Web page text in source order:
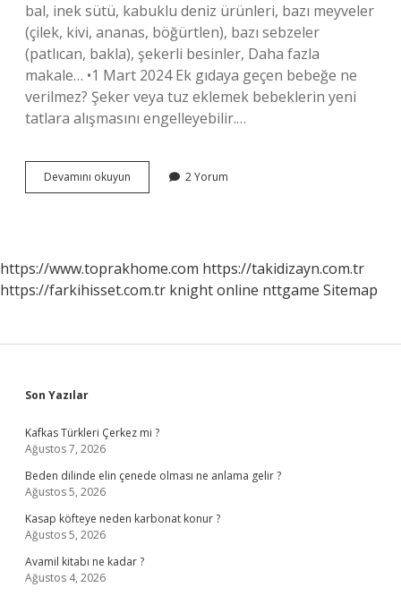
bal, inek sütü, kabuklu deniz ürünleri, bazı meyveler
(çilek, kivi, ananas, böğürtlen), bazı sebzeler
(patlıcan, bakla), şekerli besinler, Daha fazla
makale… •1 Mart 2024 Ek gıdaya geçen bebeğe ne
verilmez? Şeker veya tuz eklemek bebeklerin yeni
tatlara alışmasını engelleyebilir.…
Devamını okuyun Bebeklere
Ne
2 Yorum
https://www.toprakhome.com https://takidizayn.com.tr
https://farkihisset.com.tr knight online nttgame Sitemap
Sidebar
Son Yazılar
Kafkas Türkleri Çerkez mi ?
Ağustos 7, 2026
Beden dilinde elin çenede olması ne anlama gelir ?
Ağustos 5, 2026
Kasap köfteye neden karbonat konur ?
Ağustos 5, 2026
Avamil kitabı ne kadar ?
Ağustos 4, 2026